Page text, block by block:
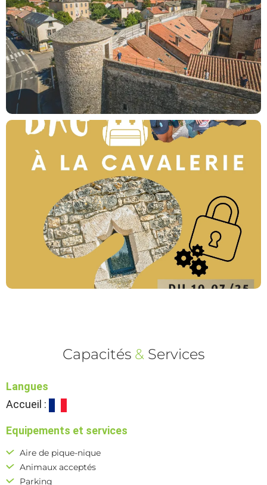
Capacités & Services
Langues
Accueil :
Equipements et services
Aire de pique-nique
Animaux acceptés
Parking